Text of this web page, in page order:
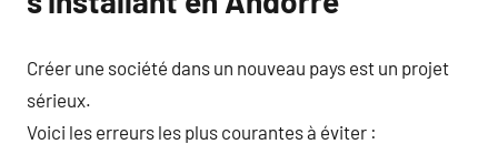
Créer une société dans un nouveau pays est un projet
sérieux.
Voici les erreurs les plus courantes à éviter :